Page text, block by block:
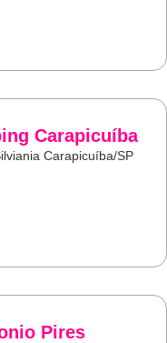
Carapicuíba
Carapicuíba/SP
Pires